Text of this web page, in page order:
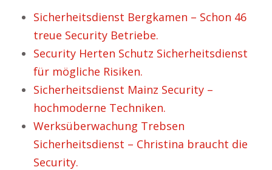
Sicherheitsdienst Bergkamen – Schon 46
treue Security Betriebe.
Security Herten Schutz Sicherheitsdienst
für mögliche Risiken.
Sicherheitsdienst Mainz Security –
hochmoderne Techniken.
Werksüberwachung Trebsen
Sicherheitsdienst – Christina braucht die
Security.